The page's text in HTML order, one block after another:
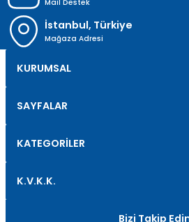
Mail Destek
İstanbul, Türkiye
Mağaza Adresi
KURUMSAL
SAYFALAR
KATEGORİLER
K.V.K.K.
Bizi Takip